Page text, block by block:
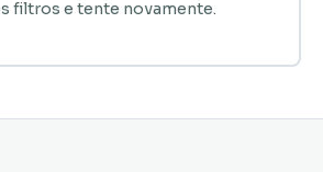
filtros e tente novamente.